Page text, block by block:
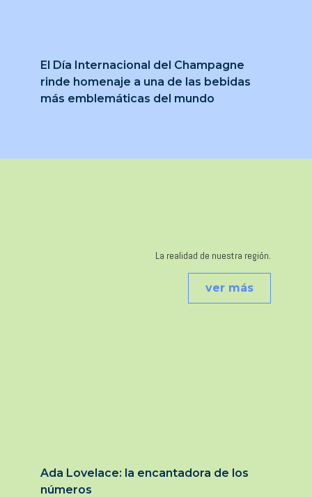
El Día Internacional del Champagne
rinde homenaje a una de las bebidas
más emblemáticas del mundo
La realidad de nuestra región.
ver más
Ada Lovelace: la encantadora de los
números